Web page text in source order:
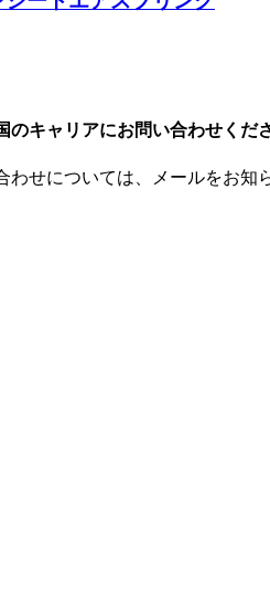
のキャリアにお問い合わせくだ
せについては、メールをお知